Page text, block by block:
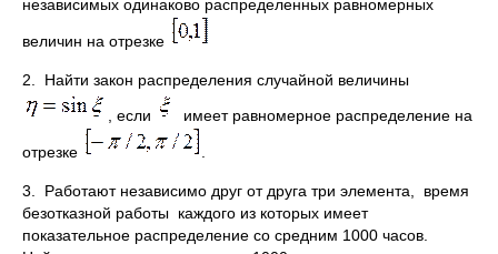
независимых одинаково распределенных равномерных
величин на отрезке
2. Найти закон распределения случайной величины
, если
имеет равномерное распределение на
отрезке
3. Работают независимо друг от друга три элемента, время
безотказной работы каждого из которых имеет
показательное распределение со средним 1000 часов.